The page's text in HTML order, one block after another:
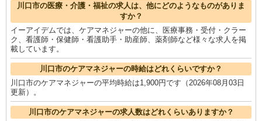
川口市の他の職種の平均時給を見る
川口市の医療・介護・福祉の求人は、他にどのようなものがありま
すか？
イーアイデムでは、ケアマネジャーの他に、医療事務・受付・クラー
ク、看護師・保健師・看護助手・助産師、薬剤師など様々な求人を掲
載しています。
川口市のケアマネジャーの時給はどれくらいですか？
川口市のケアマネジャーの平均時給は1,900円です（2026年08月03日
更新）。
川口市のケアマネジャーの求人数はどれくらいありますか？